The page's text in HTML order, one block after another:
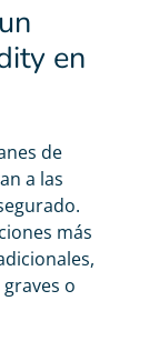
en
de
a las
más
o